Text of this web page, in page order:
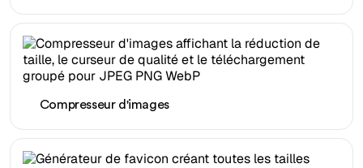
Compresseur d'images